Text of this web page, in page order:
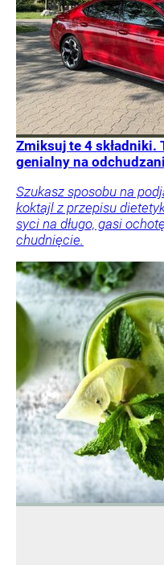
Zmiksuj te 4 składniki.
genialny na
Szukasz sposobu na
koktajl z przepisu
syci na długo, gasi
chudnięcie.